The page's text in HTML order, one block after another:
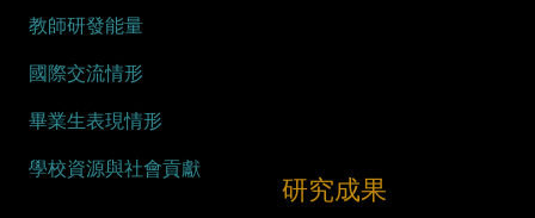
教師研發能量
國際交流情形
畢業生表現情形
學校資源與社會貢獻
研究成果